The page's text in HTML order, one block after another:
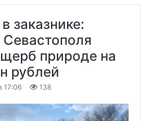
заказнике:
природе на
рублей
17:06 138